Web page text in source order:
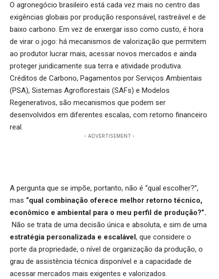
O agronegócio brasileiro está cada vez mais no centro das
exigências globais por produção responsável, rastreável e de
baixo carbono. Em vez de enxergar isso como custo, é hora
de virar o jogo: há mecanismos de valorização que permitem
ao produtor lucrar mais, acessar novos mercados e ainda
proteger juridicamente sua terra e atividade produtiva.
Créditos de Carbono, Pagamentos por Serviços Ambientais
(PSA), Sistemas Agroflorestais (SAFs) e Modelos
Regenerativos, são mecanismos que podem ser
desenvolvidos em diferentes escalas, com retorno financeiro
real.
- ADVERTISEMENT -
A pergunta que se impõe, portanto, não é “qual escolher?”,
mas “qual combinação oferece melhor retorno técnico,
econômico e ambiental para o meu perfil de produção?”.
Não se trata de uma decisão única e absoluta, e sim de uma
estratégia personalizada e escalável, que considere o
porte da propriedade, o nível de organização da produção, o
grau de assistência técnica disponível e a capacidade de
acessar mercados mais exigentes e valorizados.